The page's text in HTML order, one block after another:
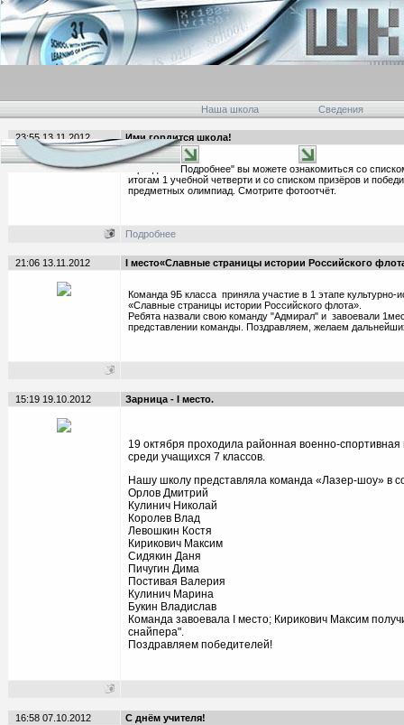
Наша школа Сведения
23:55 13.11.2012 Ими гордится школа!
В разделе "Подробнее" вы можете ознакомиться со
итогам 1 учебной четверти и со списком призёров и
предметных олимпиад. Смотрите фотоотчёт.
Подробнее
21:06 13.11.2012 I место«Славные страницы истории Российского
Команда 9Б класса приняла участие в 1 этапе культурно-
«Славные страницы истории Российского флота».
Ребята назвали свою команду "Адмирал" и завоевали
представлении команды. Поздравляем, желаем
15:19 19.10.2012 Зарница - I место.
19 октября проходила районная военно-спортивная
среди учащихся 7 классов.
Нашу школу представляла команда «Лазер-шоу» в
Орлов Дмитрий
Кулинич Николай
Королев Влад
Левошкин Костя
Кирикович Максим
Сидякин Даня
Пичугин Дима
Постивая Валерия
Кулинич Марина
Букин Владислав
Команда завоевала I место; Кирикович Максим
снайпера".
Поздравляем победителей!
16:58 07.10.2012 С днём учителя!